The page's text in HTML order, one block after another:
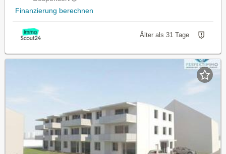
Finanzierung berechnen
Älter als 31 Tage